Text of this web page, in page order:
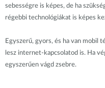
sebességre is képes, de ha
régebbi technológiákat is képes
Egyszerű, gyors, és ha van mobil
lesz internet-kapcsolatod is. Ha
egyszerűen vágd zsebre.